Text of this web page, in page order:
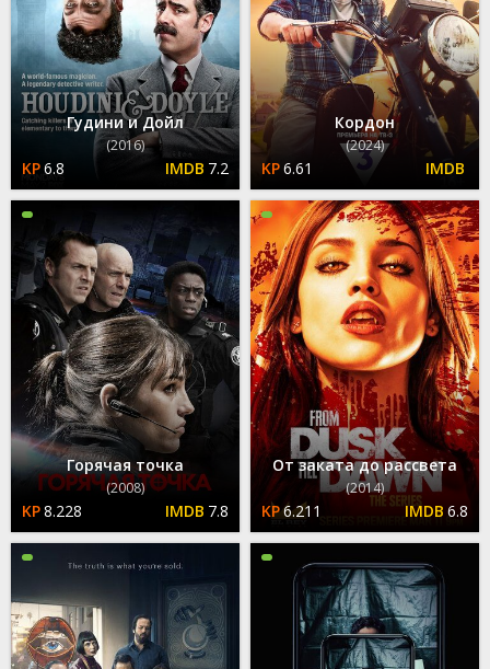
Гудини и Дойл
(2016)
6.8 7.2
Кордон
(2024)
6.61
Горячая точка
(2008)
8.228 7.8
От заката до рассвета
(2014)
6.211 6.8